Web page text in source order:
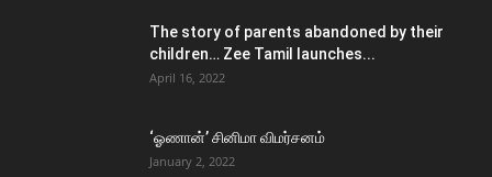
The story of parents abandoned by their
children… Zee Tamil launches...
April 16, 2022
‘ஓணான்’ சினிமா விமர்சனம்
January 2, 2022